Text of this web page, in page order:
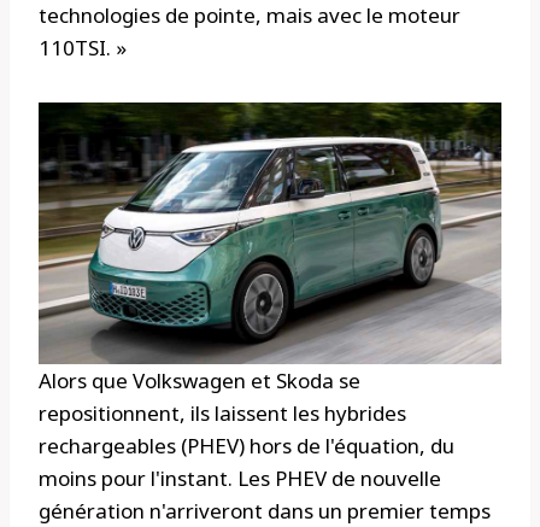
technologies de pointe, mais avec le moteur
110TSI. »
Alors que Volkswagen et Skoda se
repositionnent, ils laissent les hybrides
rechargeables (PHEV) hors de l'équation, du
moins pour l'instant. Les PHEV de nouvelle
génération n'arriveront dans un premier temps